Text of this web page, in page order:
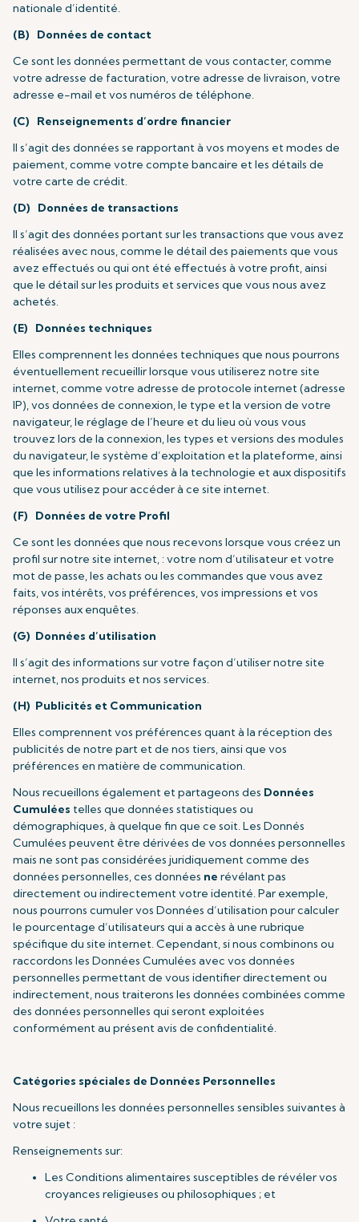
nationale d’identité.
(B) Données de contact
Ce sont les données permettant de vous contacter, comme
votre adresse de facturation, votre adresse de livraison, votre
adresse e-mail et vos numéros de téléphone.
(C) Renseignements d’ordre financier
Il s’agit des données se rapportant à vos moyens et modes de
paiement, comme votre compte bancaire et les détails de
votre carte de crédit.
(D) Données de transactions
Il s’agit des données portant sur les transactions que vous avez
réalisées avec nous, comme le détail des paiements que vous
avez effectués ou qui ont été effectués à votre profit, ainsi
que le détail sur les produits et services que vous nous avez
achetés.
(E) Données techniques
Elles comprennent les données techniques que nous pourrons
éventuellement recueillir lorsque vous utiliserez notre site
internet, comme votre adresse de protocole internet (adresse
IP), vos données de connexion, le type et la version de votre
navigateur, le réglage de l’heure et du lieu où vous vous
trouvez lors de la connexion, les types et versions des modules
du navigateur, le système d’exploitation et la plateforme, ainsi
que les informations relatives à la technologie et aux dispositifs
que vous utilisez pour accéder à ce site internet.
(F) Données de votre Profil
Ce sont les données que nous recevons lorsque vous créez un
profil sur notre site internet, : votre nom d’utilisateur et votre
mot de passe, les achats ou les commandes que vous avez
faits, vos intérêts, vos préférences, vos impressions et vos
réponses aux enquêtes.
(G) Données d’utilisation
Il s’agit des informations sur votre façon d’utiliser notre site
internet, nos produits et nos services.
(H) Publicités et Communication
Elles comprennent vos préférences quant à la réception des
publicités de notre part et de nos tiers, ainsi que vos
préférences en matière de communication.
Nous recueillons également et partageons des Données
Cumulées telles que données statistiques ou
démographiques, à quelque fin que ce soit. Les Donnés
Cumulées peuvent être dérivées de vos données personnelles
mais ne sont pas considérées juridiquement comme des
données personnelles, ces données ne révélant pas
directement ou indirectement votre identité. Par exemple,
nous pourrons cumuler vos Données d’utilisation pour calculer
le pourcentage d’utilisateurs qui a accès à une rubrique
spécifique du site internet. Cependant, si nous combinons ou
raccordons les Données Cumulées avec vos données
personnelles permettant de vous identifier directement ou
indirectement, nous traiterons les données combinées comme
des données personnelles qui seront exploitées
conformément au présent avis de confidentialité.
Catégories spéciales de Données Personnelles
Nous recueillons les données personnelles sensibles suivantes à
votre sujet :
Renseignements sur:
Les Conditions alimentaires susceptibles de révéler vos
croyances religieuses ou philosophiques ; et